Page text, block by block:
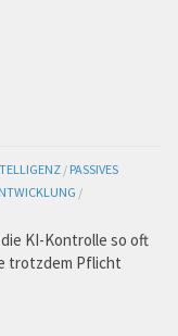
/ PASSIVES
/
KI-Kontrolle so oft
trotzdem Pflicht